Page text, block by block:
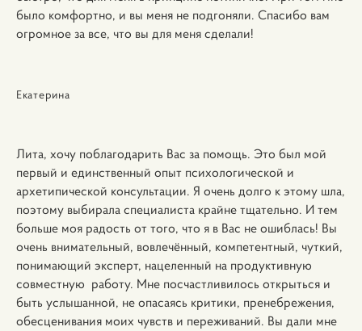
было комфортно, и вы меня не подгоняли. Спасибо вам
огромное за все, что вы для меня сделали!
Екатерина
Лита, хочу поблагодарить Вас за помощь. Это был мой
первый и единственный опыт психологической и
архетипической консультации. Я очень долго к этому шла,
поэтому выбирала специалиста крайне тщательно. И тем
больше моя радость от того, что я в Вас не ошиблась! Вы
очень внимательный, вовлечённый, компетентный, чуткий,
понимающий эксперт, нацеленный на продуктивную
совместную работу. Мне посчастливилось открыться и
быть услышанной, не опасаясь критики, пренебрежения,
обесценивания моих чувств и переживаний. Вы дали мне